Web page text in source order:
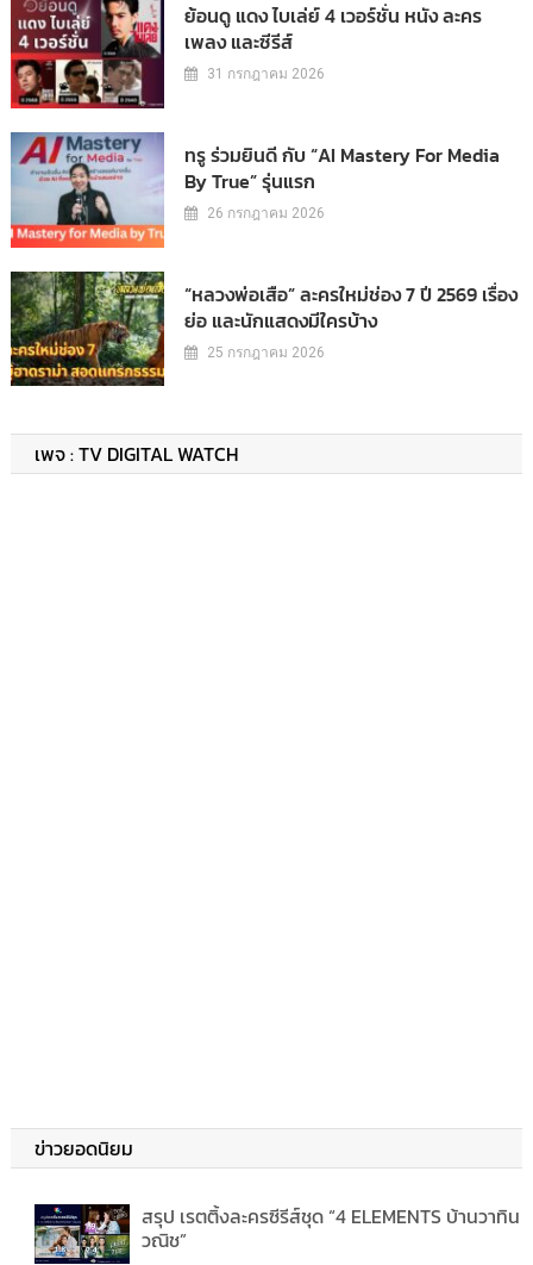
ย้อนดู แดง ไบเล่ย์ 4 เวอร์ชั่น หนัง ละคร
เพลง และซีรีส์
31 กรกฎาคม 2026
ทรู ร่วมยินดี กับ “AI Mastery For Media
By True” รุ่นแรก
26 กรกฎาคม 2026
“หลวงพ่อเสือ” ละครใหม่ช่อง 7 ปี 2569 เรื่อง
ย่อ และนักแสดงมีใครบ้าง
25 กรกฎาคม 2026
เพจ : TV DIGITAL WATCH
ข่าวยอดนิยม
สรุป เรตติ้งละครซีรีส์ชุด “4 ELEMENTS บ้านวาทิน
วณิช”